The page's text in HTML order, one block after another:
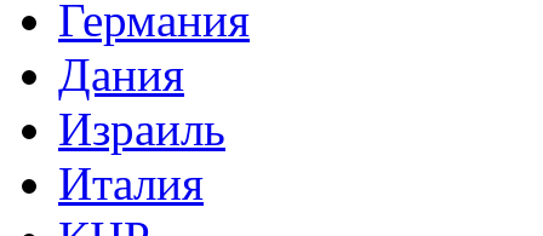
Германия
Дания
Израиль
Италия